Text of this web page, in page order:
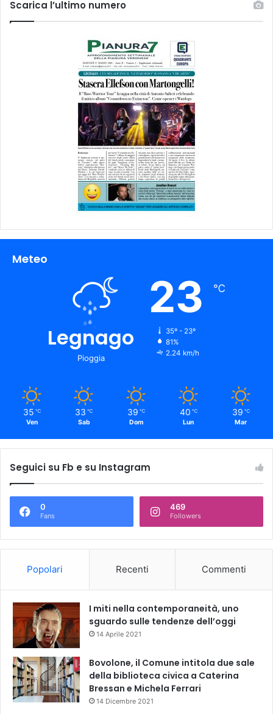
Scarica l’ultimo numero
Meteo
Legnago
Pioggia
23 ℃
35º - 23º
81%
2.24 km/h
35 ℃
Ven
33 ℃
Sab
39 ℃
Dom
40 ℃
Lun
39 ℃
Mar
Seguici su Fb e su Instagram
0
Fans
469
Followers
Popolari Recenti Commenti
I miti nella contemporaneità, uno
sguardo sulle tendenze dell’oggi
14 Aprile 2021
Bovolone, il Comune intitola due sale
della biblioteca civica a Caterina
Bressan e Michela Ferrari
14 Dicembre 2021